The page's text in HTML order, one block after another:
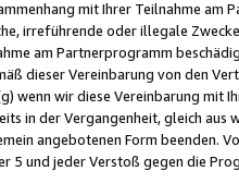
mit Ihrer Teilnahme am
irreführende oder illegale
am Partnerprogramm
dieser Vereinbarung von den
wenn wir diese Vereinbarung mit
in der Vergangenheit, gleich
angebotenen Form beenden.
5 und jeder Verstoß gegen die